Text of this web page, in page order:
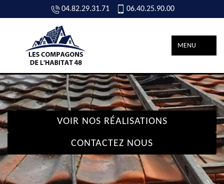
04.82.29.31.71 06.40.25.90.00
MENU
VOIR NOS RÉALISATIONS
CONTACTEZ NOUS